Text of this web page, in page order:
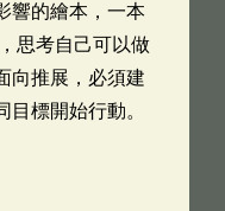
響的繪本，一本
思考自己可以做
向推展，必須建
標開始行動。